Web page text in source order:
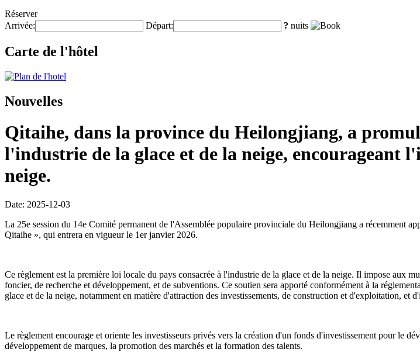
Réserver
Arrivée:
Départ: ? nuits
Carte de l'hôtel
Nouvelles
Qitaihe, dans la province du Heilongjiang, a
l'industrie de la glace et de la neige, encourageant
neige.
Date: 2025-12-03
La 25e session du 14e Comité permanent de l'Assemblée populaire provinciale du Heilongjiang a récemment
Qitaihe », qui entrera en vigueur le 1er janvier 2026.
Ce règlement est la première loi locale du pays consacrée à l'industrie de la glace et de la neige. Il impose aux
foncier, de recherche et développement, et de subventions. Ce soutien sera apporté conformément à la
glace et de la neige, notamment en matière d'attraction des investissements, de construction et d'exploitation, et
Le règlement encourage et oriente les investisseurs privés vers la création d'un fonds d'investissement pour le
développement de marques, la promotion des marchés et la formation des talents.